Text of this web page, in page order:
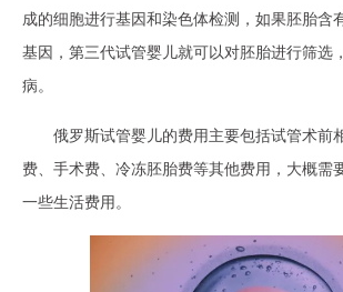
成的细胞进行基因和染色体检测，如果胚胎含
基因，第三代试管婴儿就可以对胚胎进行筛选
病。
俄罗斯试管婴儿的费用主要包括试管术前
费、手术费、冷冻胚胎费等其他费用，大概需
一些生活费用。